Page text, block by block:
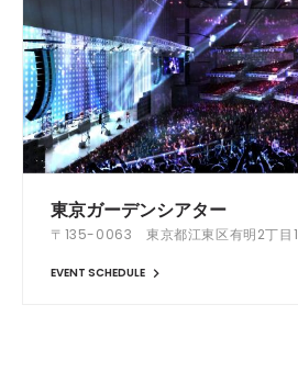
東京ガーデンシアター
〒135-0063 東京都江東区有明2丁目1
EVENT SCHEDULE